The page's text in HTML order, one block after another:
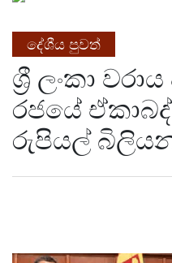
දේශීය පුවත්
ශ්‍රී ලංකා
රජයේ
රුපියල්